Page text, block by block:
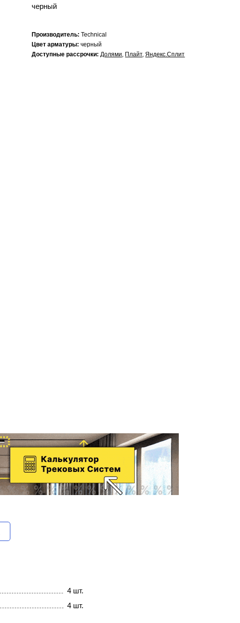
черный
Производитель:Technical
Цвет арматуры:черный
Доступные рассрочки:Долями, Плайт,Яндекс.Сплит
4 шт.
4 шт.